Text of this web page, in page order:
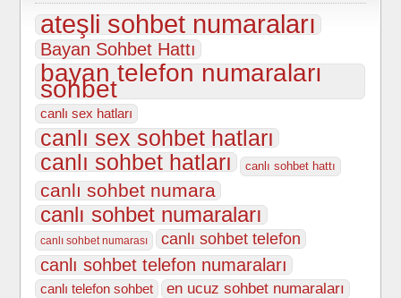
ateşli sohbet numaraları
Bayan Sohbet Hattı
bayan telefon numaraları
sohbet
canlı sex hatları
canlı sex sohbet hatları
canlı sohbet hatları
canlı sohbet hattı
canlı sohbet numara
canlı sohbet numaraları
canlı sohbet numarası canlı sohbet telefon
canlı sohbet telefon numaraları
canlı telefon sohbet en ucuz sohbet numaraları